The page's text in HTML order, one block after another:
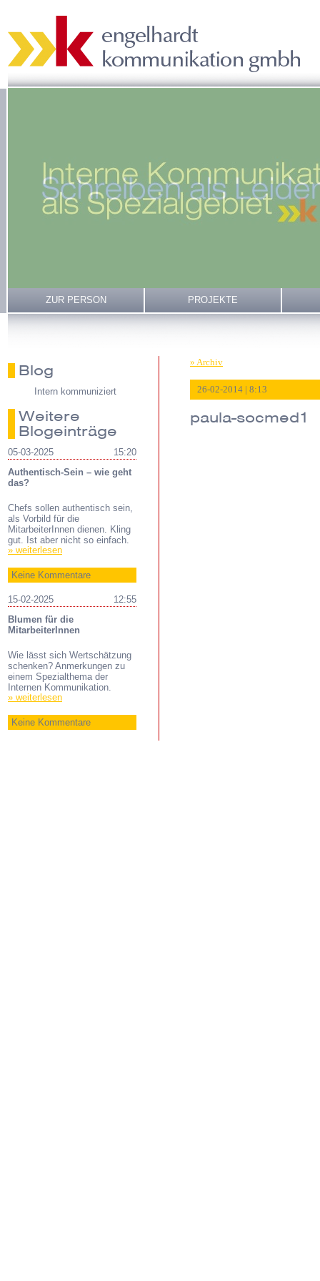
ZUR PERSON PROJEKTE
Blog
Intern kommuniziert
Weitere
Blogeinträge
05-03-2025
15:20
Authentisch-Sein – wie geht
das?
Chefs sollen authentisch sein,
als Vorbild für die
MitarbeiterInnen dienen. Kling
gut. Ist aber nicht so einfach.
» weiterlesen
Keine Kommentare
15-02-2025
12:55
Blumen für die
MitarbeiterInnen
Wie lässt sich Wertschätzung
schenken? Anmerkungen zu
einem Spezialthema der
Internen Kommunikation.
» weiterlesen
Keine Kommentare
» Archiv
26-02-2014 | 8:13
paula-socmed1